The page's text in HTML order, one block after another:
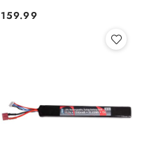
Cena:
159.99